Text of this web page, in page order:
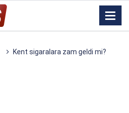
Kent sigaralara zam geldi mi?